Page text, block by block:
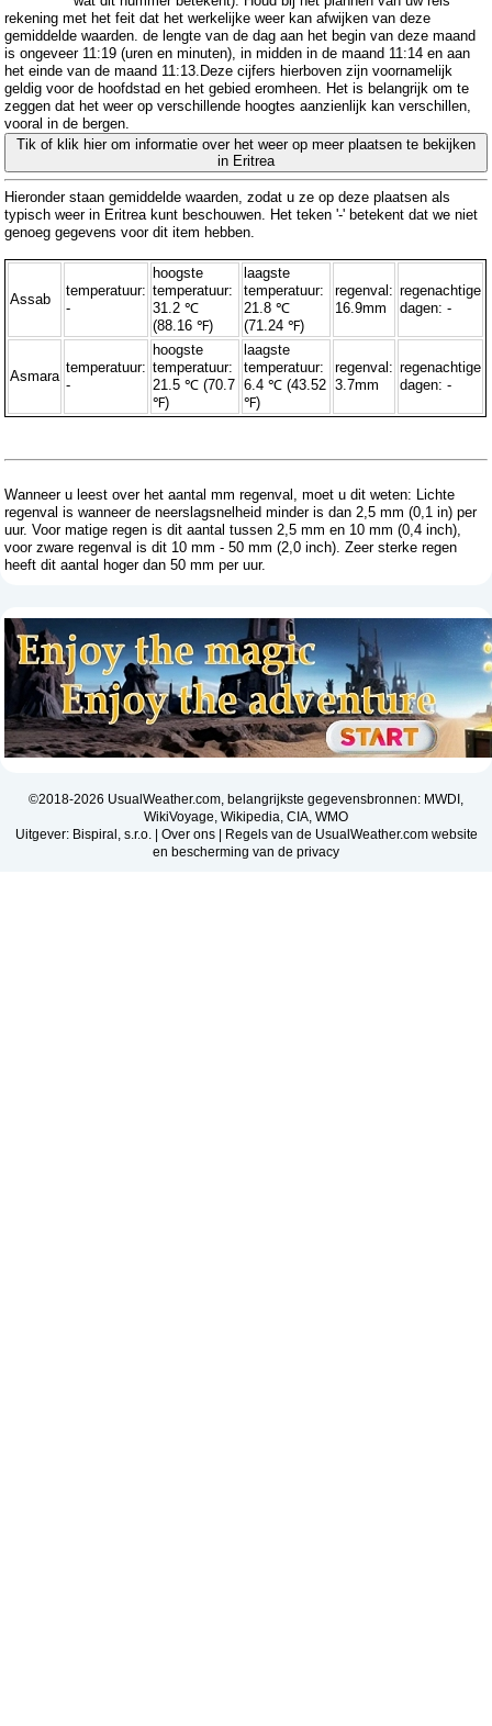
rekening met het feit dat het werkelijke weer kan afwijken van deze
gemiddelde waarden. de lengte van de dag aan het begin van deze maand
is ongeveer 11:19 (uren en minuten), in midden in de maand 11:14 en aan
het einde van de maand 11:13.Deze cijfers hierboven zijn voornamelijk
geldig voor de hoofdstad en het gebied eromheen. Het is belangrijk om te
zeggen dat het weer op verschillende hoogtes aanzienlijk kan verschillen,
vooral in de bergen.
Tik of klik hier om informatie over het weer op meer plaatsen te bekijken
in Eritrea
Hieronder staan ​​gemiddelde waarden, zodat u ze op deze plaatsen als
typisch weer in Eritrea kunt beschouwen. Het teken '-' betekent dat we niet
genoeg gegevens voor dit item hebben.
Assab
temperatuur:
-
hoogste
temperatuur:
31.2 ℃
(88.16 ℉)
laagste
temperatuur:
21.8 ℃
(71.24 ℉)
regenval:
16.9mm
regenachtige
dagen: -
Asmara
temperatuur:
-
hoogste
temperatuur:
21.5 ℃ (70.7
℉)
laagste
temperatuur:
6.4 ℃ (43.52
℉)
regenval:
3.7mm
regenachtige
dagen: -
Wanneer u leest over het aantal mm regenval, moet u dit weten: Lichte
regenval is wanneer de neerslagsnelheid minder is dan 2,5 mm (0,1 in) per
uur. Voor matige regen is dit aantal tussen 2,5 mm en 10 mm (0,4 inch),
voor zware regenval is dit 10 mm - 50 mm (2,0 inch). Zeer sterke regen
heeft dit aantal hoger dan 50 mm per uur.
©2018-2026 UsualWeather.com, belangrijkste gegevensbronnen: MWDI,
WikiVoyage, Wikipedia, CIA, WMO
Uitgever: Bispiral, s.r.o. | Over ons| Regels van de UsualWeather.com website
en bescherming van de privacy